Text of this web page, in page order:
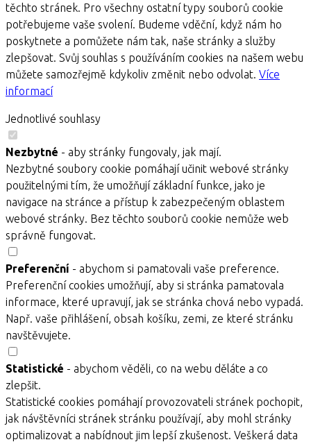
těchto stránek. Pro všechny ostatní typy souborů cookie
potřebujeme vaše svolení. Budeme vděční, když nám ho
poskytnete a pomůžete nám tak, naše stránky a služby
zlepšovat. Svůj souhlas s používáním cookies na našem webu
můžete samozřejmě kdykoliv změnit nebo odvolat. Více
informací
Jednotlivé souhlasy
Nezbytné - aby stránky fungovaly, jak mají.
Nezbytné soubory cookie pomáhají učinit webové stránky
použitelnými tím, že umožňují základní funkce, jako je
navigace na stránce a přístup k zabezpečeným oblastem
webové stránky. Bez těchto souborů cookie nemůže web
správně fungovat.
Preferenční - abychom si pamatovali vaše preference.
Preferenční cookies umožňují, aby si stránka pamatovala
informace, které upravují, jak se stránka chová nebo vypadá.
Např. vaše přihlášení, obsah košíku, zemi, ze které stránku
navštěvujete.
Statistické - abychom věděli, co na webu děláte a co
zlepšit.
Statistické cookies pomáhají provozovateli stránek pochopit,
jak návštěvníci stránek stránku používají, aby mohl stránky
optimalizovat a nabídnout jim lepší zkušenost. Veškerá data